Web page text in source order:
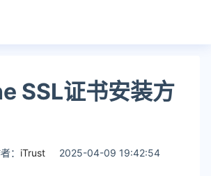
SSL证书安装方
： iTrust
2025-04-09 19:42:54